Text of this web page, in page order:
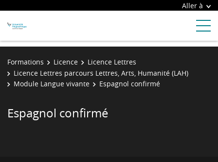
Aller à
Formations Licence
Licence Lettres
Licence Lettres parcours Lettres, Arts, Humanité (LAH)
Module Langue vivante
Espagnol confirmé
Espagnol confirmé